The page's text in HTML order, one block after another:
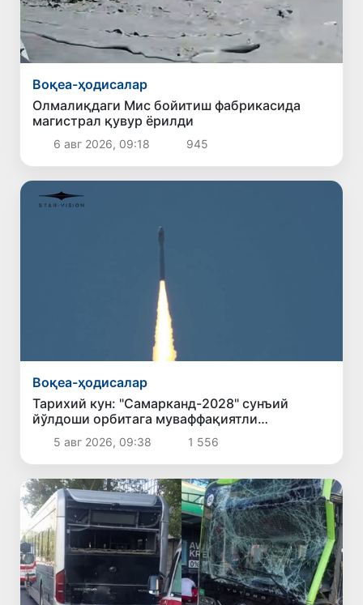
Воқеа-ҳодисалар
Олмалиқдаги Мис бойитиш фабрикасида
магистрал қувур ёрилди
6 авг 2026, 09:18 945
Воқеа-ҳодисалар
Тарихий кун: "Самарканд-2028" сунъий
йўлдоши орбитага муваффақиятли
чиқарилди
5 авг 2026, 09:38 1 556